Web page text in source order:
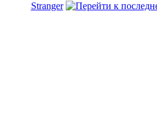
Stranger